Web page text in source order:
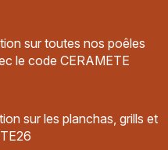
sur toutes nos poêles
le code CERAMETE
sur les planchas, grills et